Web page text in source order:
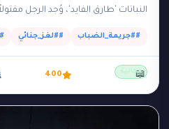
النباتات 'طارق الفايد'، وُجد الرجل
##جريمة_الضباب ##لغز_جنائي
مجانية 400 📖